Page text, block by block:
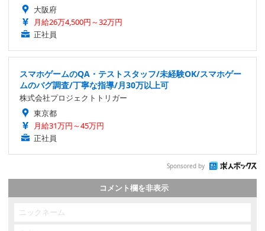
大阪府
月給26万4,500円～32万円
正社員
スマホゲームのQA・テストスタッフ/未経験OK/スマホゲー
ムのバグ調査/丁寧な指導/月30万以上可
株式会社プロジェクトトリガー
東京都
月給31万円～45万円
正社員
Sponsored by
コメント欄を非表示